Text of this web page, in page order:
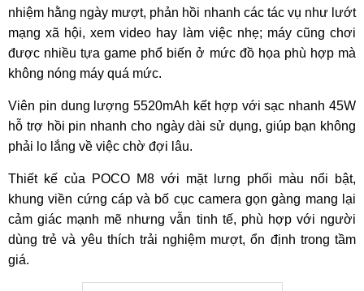
nhiệm hằng ngày mượt, phản hồi nhanh các tác vụ như lướt
mạng xã hội, xem video hay làm việc nhẹ; máy cũng chơi
được nhiều tựa game phổ biến ở mức đồ họa phù hợp mà
không nóng máy quá mức.
Viên pin dung lượng 5520mAh kết hợp với sạc nhanh 45W
hỗ trợ hồi pin nhanh cho ngày dài sử dụng, giúp bạn không
phải lo lắng về việc chờ đợi lâu.
Thiết kế của POCO M8 với mặt lưng phối màu nổi bật,
khung viền cứng cáp và bố cục camera gọn gàng mang lại
cảm giác mạnh mẽ nhưng vẫn tinh tế, phù hợp với người
dùng trẻ và yêu thích trải nghiệm mượt, ổn định trong tầm
giá.